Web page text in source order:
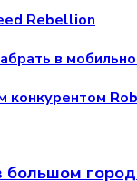
Rebellion
в
конкурентом